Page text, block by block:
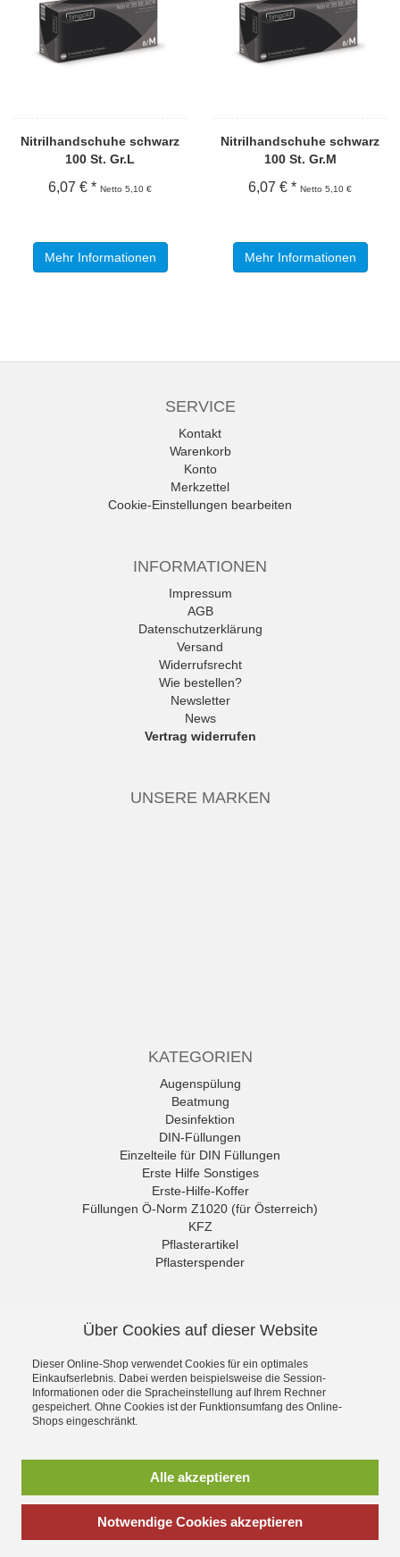
Nitrilhandschuhe schwarz
100 St. Gr.L
6,07 € * Netto 5,10 €
Mehr Informationen
Nitrilhandschuhe schwarz
100 St. Gr.M
6,07 € * Netto 5,10 €
Mehr Informationen
SERVICE
Kontakt
Warenkorb
Konto
Merkzettel
Cookie-Einstellungen bearbeiten
INFORMATIONEN
Impressum
AGB
Datenschutzerklärung
Versand
Widerrufsrecht
Wie bestellen?
Newsletter
News
Vertrag widerrufen
UNSERE MARKEN
KATEGORIEN
Augenspülung
Beatmung
Desinfektion
DIN-Füllungen
Einzelteile für DIN Füllungen
Erste Hilfe Sonstiges
Erste-Hilfe-Koffer
Füllungen Ö-Norm Z1020 (für Österreich)
KFZ
Pflasterartikel
Pflasterspender
Untersuchungshandschuhe
Verbandschränke
Wundreinigung
Ihr nichts mehr verpasst.
Newsletter
* inkl. MwSt., zzgl.
Über Cookies auf dieser Website
Dieser Online-Shop verwendet Cookies für ein optimales
Einkaufserlebnis. Dabei werden beispielsweise die Session-
Informationen oder die Spracheinstellung auf Ihrem Rechner
gespeichert. Ohne Cookies ist der Funktionsumfang des Online-
Shops eingeschränkt.
Alle akzeptieren
Notwendige Cookies akzeptieren